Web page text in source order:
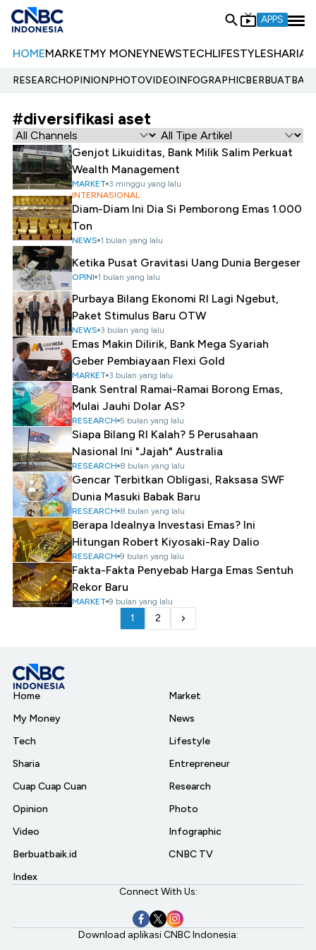
APPS
HOMEMARKETMY MONEYNEWSTECHLIFESTYLESHARIA
RESEARCHOPINIONPHOTOVIDEOINFOGRAPHIC
#diversifikasi aset
Genjot Likuiditas, Bank Milik Salim Perkuat
Wealth Management
MARKET 3 minggu yang lalu
INTERNASIONAL
Diam-Diam Ini Dia Si Pemborong Emas 1.000
Ton
NEWS 1 bulan yang lalu
Ketika Pusat Gravitasi Uang Dunia Bergeser
OPINI 1 bulan yang lalu
Purbaya Bilang Ekonomi RI Lagi Ngebut,
Paket Stimulus Baru OTW
NEWS 3 bulan yang lalu
Emas Makin Dilirik, Bank Mega Syariah
Geber Pembiayaan Flexi Gold
MARKET 3 bulan yang lalu
Bank Sentral Ramai-Ramai Borong Emas,
Mulai Jauhi Dolar AS?
RESEARCH 5 bulan yang lalu
Siapa Bilang RI Kalah? 5 Perusahaan
Nasional Ini "Jajah" Australia
RESEARCH 8 bulan yang lalu
Gencar Terbitkan Obligasi, Raksasa SWF
Dunia Masuki Babak Baru
RESEARCH 8 bulan yang lalu
Berapa Idealnya Investasi Emas? Ini
Hitungan Robert Kiyosaki-Ray Dalio
RESEARCH 9 bulan yang lalu
Fakta-Fakta Penyebab Harga Emas Sentuh
Rekor Baru
MARKET 9 bulan yang lalu
1 2
Home
My Money
Tech
Sharia
Cuap Cuap Cuan
Opinion
Video
Berbuatbaik.id
Index
Market
News
Lifestyle
Entrepreneur
Research
Photo
Infographic
CNBC TV
Connect With Us:
Download aplikasi CNBC Indonesia: